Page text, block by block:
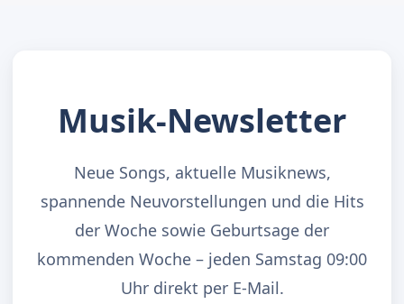
Musik-Newsletter
Neue Songs, aktuelle Musiknews,
spannende Neuvorstellungen und die Hits
der Woche sowie Geburtsage der
kommenden Woche – jeden Samstag 09:00
Uhr direkt per E-Mail.